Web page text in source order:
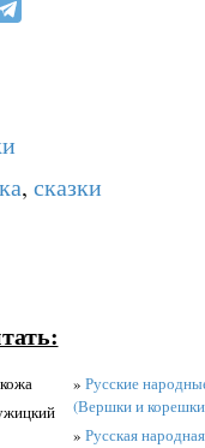
, сказки
» Русские
(Вершки и
» Русская